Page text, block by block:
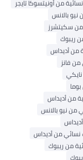
من أونيتسوكا تايجر
نيو بالانس
من سكيتشرز
ريبوك
من أديداس
فانز
من أديداس
نيو بالانس
من أديداس
من ريبوك